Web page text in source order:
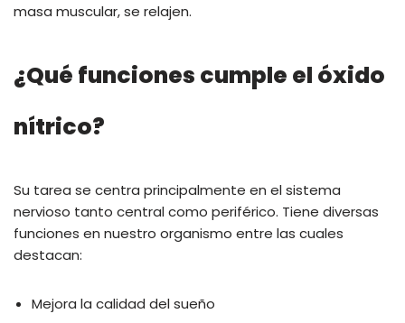
masa muscular, se relajen.
¿Qué funciones cumple el óxido
nítrico?
Su tarea se centra principalmente en el sistema
nervioso tanto central como periférico. Tiene diversas
funciones en nuestro organismo entre las cuales
destacan:
Mejora la calidad del sueño